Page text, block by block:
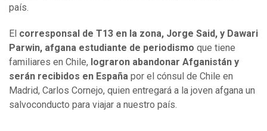
país.
El corresponsal de T13 en la zona, Jorge Said, y Dawari
Parwin, afgana estudiante de periodismo que tiene
familiares en Chile, lograron abandonar Afganistán y
serán recibidos en España por el cónsul de Chile en
Madrid, Carlos Cornejo, quien entregará a la joven afgana un
salvoconducto para viajar a nuestro país.